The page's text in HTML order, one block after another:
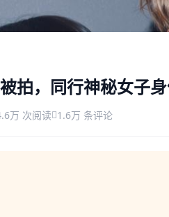
拍，同行神秘女子
万 次阅读 1.6万 条评论